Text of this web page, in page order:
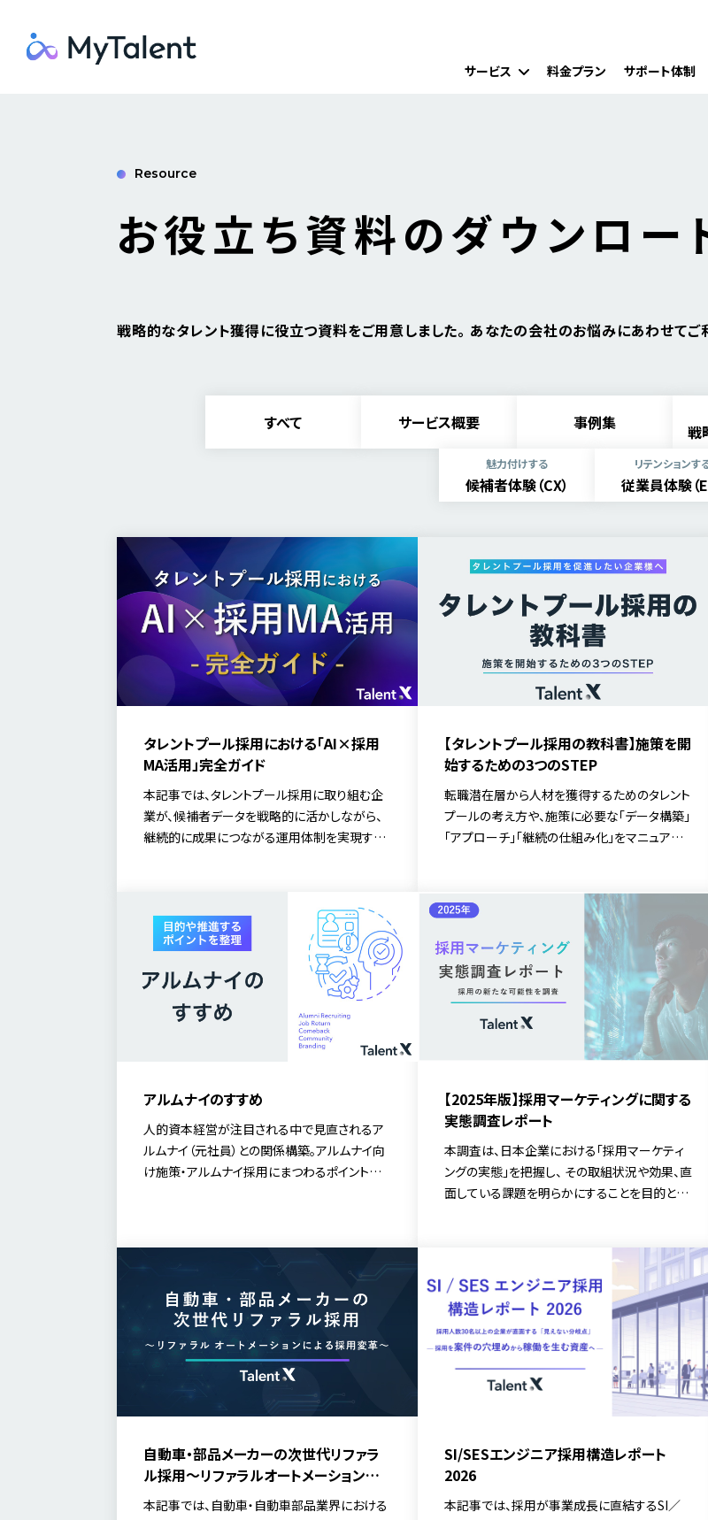
サービス 料金プラン サポート体制
Resource
お役立ち資料のダウンロー
戦略的なタレント獲得に役立つ資料をご用意しました。 あなたの会社のお悩みにあわせてご
すべて サービス概要 事例集 戦
魅力付けする
候補者体験（CX）
リテンションす
従業員体験（
タレントプール採用における「AI×採用
MA活用」完全ガイド
本記事では、タレントプール採用に取り組む企
業が、候補者データを戦略的に活かしながら、
継続的に成果につながる運用体制を実現する
【タレントプール採用の教科書】施策を開
始するための3つのSTEP
転職潜在層から人材を獲得するためのタレント
プールの考え方や、施策に必要な「データ構築」
「アプローチ」「継続の仕組み化」をマニュアル
アルムナイのすすめ
人的資本経営が注目される中で見直されるア
ルムナイ（元社員）との関係構築。アルムナイ向
け施策・アルムナイ採用にまつわるポイントをご
【2025年版】採用マーケティングに関する
実態調査レポート
本調査は、日本企業における「採用マーケティ
ングの実態」を把握し、 その取組状況や効果、直
面している課題を明らかにすることを目的とし
自動車・部品メーカーの次世代リファラ
ル採用～リファラルオートメーションによ
る採用変革～
本記事では、自動車・自動車部品業界における
SI/SESエンジニア採用構造レポート
2026
本記事では、採用が事業成長に直結するSI／